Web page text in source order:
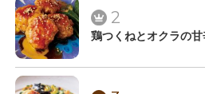
2
鶏つくねとオクラの甘